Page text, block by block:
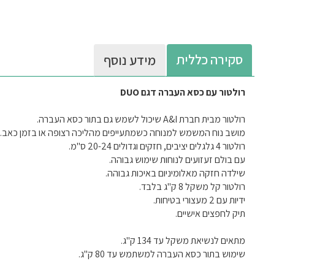
סקירה כללית מידע נוסף
רולטור עם כסא העברה דגם DUO
רולטור מבית חברת A&I שיכול לשמש גם בתור כסא העברה.
מושב נוח המשמש למנוחה כשמתעייפים מהליכה רצופה או בזמן כאב.
רולטור 4 גלגלים יציבים, חזקים וגדולים 20-24 ס"מ.
עם בולם זעזועים לנוחות שימוש גבוהה.
שילדה חזקה מאלומיניום באיכות גבוהה.
רולטור קל משקל 8 ק"ג בלבד.
ידיות עם 2 מעצורי בטיחות.
תיק לחפצים אישיים.
מתאים לנשיאת משקל עד 134 ק"ג.
שימוש בתור כסא העברה למשתמש עד 80 ק"ג.